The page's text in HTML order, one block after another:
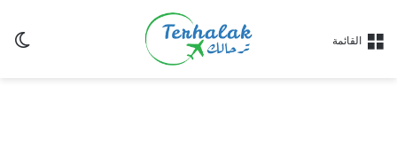
القائمة